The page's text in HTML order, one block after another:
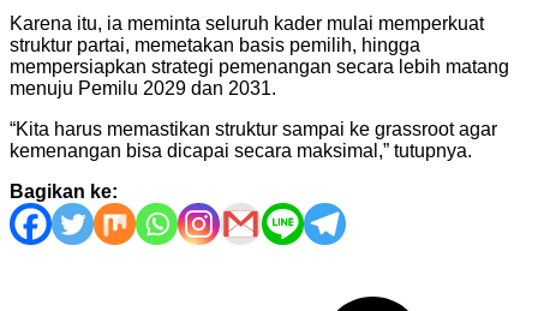
Karena itu, ia meminta seluruh kader mulai memperkuat
struktur partai, memetakan basis pemilih, hingga
mempersiapkan strategi pemenangan secara lebih matang
menuju Pemilu 2029 dan 2031.
“Kita harus memastikan struktur sampai ke grassroot agar
kemenangan bisa dicapai secara maksimal,” tutupnya.
Bagikan ke: